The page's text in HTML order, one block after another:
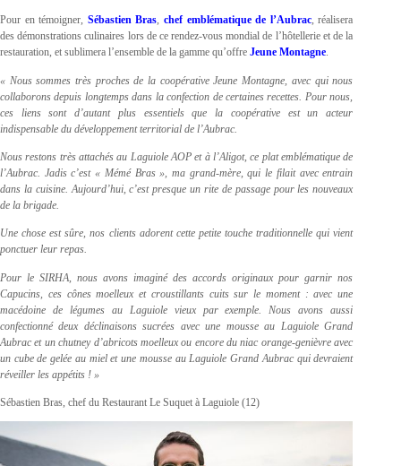
Pour en témoigner, Sébastien Bras, chef emblématique de l’Aubrac, réalisera
des démonstrations culinaires lors de ce rendez-vous mondial de l’hôtellerie et de la
restauration, et sublimera l’ensemble de la gamme qu’offre Jeune Montagne.
« Nous sommes très proches de la coopérative Jeune Montagne, avec qui nous
collaborons depuis longtemps dans la confection de certaines recettes. Pour nous,
ces liens sont d’autant plus essentiels que la coopérative est un acteur
indispensable du développement territorial de l’Aubrac.
Nous restons très attachés au Laguiole AOP et à l’Aligot, ce plat emblématique de
l’Aubrac. Jadis c’est « Mémé Bras », ma grand-mère, qui le filait avec entrain
dans la cuisine. Aujourd’hui, c’est presque un rite de passage pour les nouveaux
de la brigade.
Une chose est sûre, nos clients adorent cette petite touche traditionnelle qui vient
ponctuer leur repas.
Pour le SIRHA, nous avons imaginé des accords originaux pour garnir nos
Capucins, ces cônes moelleux et croustillants cuits sur le moment : avec une
macédoine de légumes au Laguiole vieux par exemple. Nous avons aussi
confectionné deux déclinaisons sucrées avec une mousse au Laguiole Grand
Aubrac et un chutney d’abricots moelleux ou encore du niac orange-genièvre avec
un cube de gelée au miel et une mousse au Laguiole Grand Aubrac qui devraient
réveiller les appétits ! »
Sébastien Bras, chef du Restaurant Le Suquet à Laguiole (12)